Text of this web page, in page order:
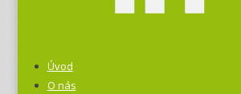
Úvod
O nás